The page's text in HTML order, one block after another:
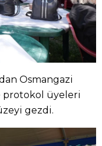
Osmangazi
protokol üyeleri
gezdi.